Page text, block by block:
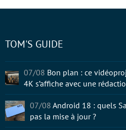
TOM'S GUIDE
07/08 Bon plan : ce
4K s’affiche avec une
07/08 Android 18 : quels
pas la mise à jour ?